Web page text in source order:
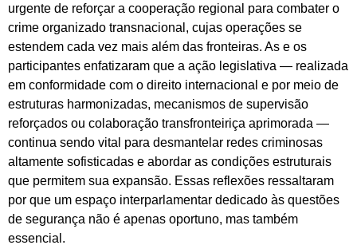
urgente de reforçar a cooperação regional para combater o
crime organizado transnacional, cujas operações se
estendem cada vez mais além das fronteiras. As e os
participantes enfatizaram que a ação legislativa — realizada
em conformidade com o direito internacional e por meio de
estruturas harmonizadas, mecanismos de supervisão
reforçados ou colaboração transfronteiriça aprimorada —
continua sendo vital para desmantelar redes criminosas
altamente sofisticadas e abordar as condições estruturais
que permitem sua expansão. Essas reflexões ressaltaram
por que um espaço interparlamentar dedicado às questões
de segurança não é apenas oportuno, mas também
essencial.